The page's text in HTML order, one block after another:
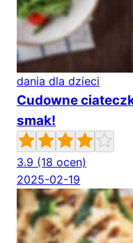
dania dla dzieci
Cudowne
smak!
3.9 (18 ocen)
2025-02-19